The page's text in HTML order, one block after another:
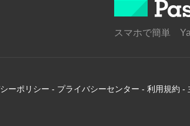
スマホで簡単
ーポリシー - プライバシーセンター - 利用規約 -